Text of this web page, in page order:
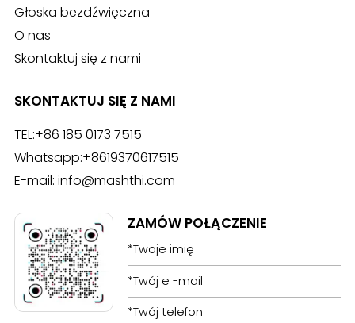
Głoska bezdźwięczna
O nas
Skontaktuj się z nami
SKONTAKTUJ SIĘ Z NAMI
TEL:+86 185 0173 7515
Whatsapp:+8619370617515
E-mail: info@mashthi.com
ZAMÓW POŁĄCZENIE